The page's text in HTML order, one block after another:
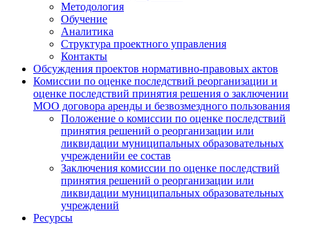
Методология
Обучение
Аналитика
Структура проектного управления
Контакты
Обсуждения проектов нормативно-правовых актов
Комиссии по оценке последствий реорганизации и
оценке последствий принятия решения о заключении
МОО договора аренды и безвозмездного пользования
Положение о комиссии по оценке последствий
принятия решений о реорганизации или
ликвидации муниципальных образовательных
учрежденийи ее состав
Заключения комиссии по оценке последствий
принятия решений о реорганизации или
ликвидации муниципальных образовательных
учреждений
Ресурсы